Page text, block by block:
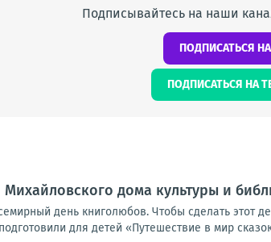
Подписывайтесь на наши
ПОДПИСАТЬСЯ
ПОДПИСАТЬСЯ НА
Михайловского дома культуры и
день книголюбов. Чтобы сделать этот
для детей «Путешествие в мир